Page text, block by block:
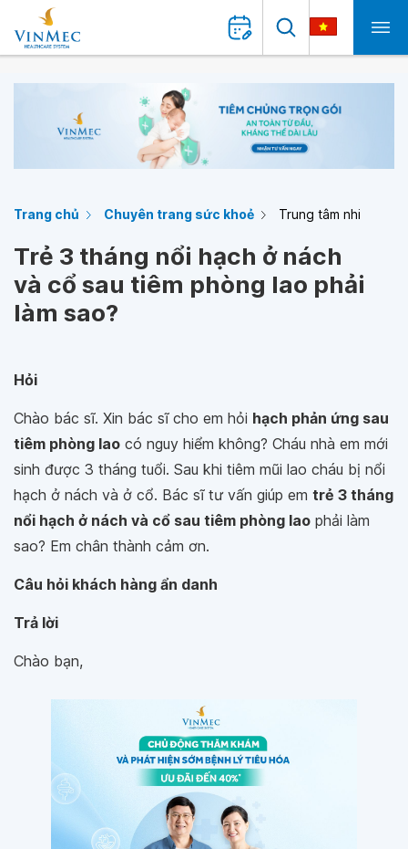
Trang chủ Chuyên trang sức khoẻ Trung tâm nhi
Trẻ 3 tháng nổi hạch ở nách
và cổ sau tiêm phòng lao phải
làm sao?
Hỏi
Chào bác sĩ. Xin bác sĩ cho em hỏi hạch phản ứng sau
tiêm phòng lao có nguy hiểm không? Cháu nhà em mới
sinh được 3 tháng tuổi. Sau khi tiêm mũi lao cháu bị nổi
hạch ở nách và ở cổ. Bác sĩ tư vấn giúp em trẻ 3 tháng
nổi hạch ở nách và cổ sau tiêm phòng lao phải làm
sao? Em chân thành cảm ơn.
Câu hỏi khách hàng ẩn danh
Trả lời
Chào bạn,